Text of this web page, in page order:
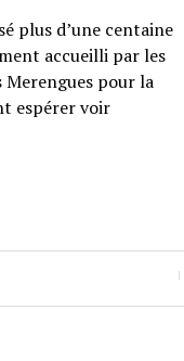
plus d’une centaine
accueilli par les
Merengues pour la
espérer voir